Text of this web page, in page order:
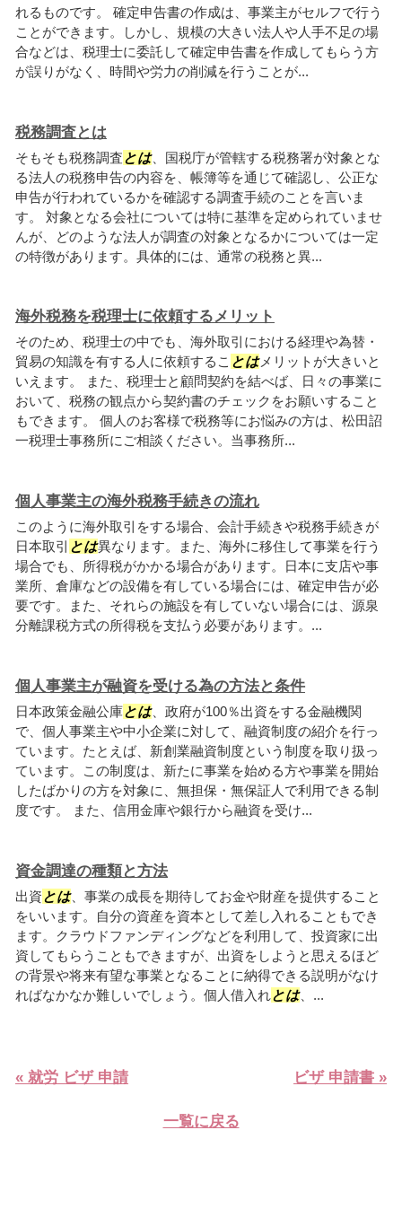
れるものです。 確定申告書の作成は、事業主がセルフで行う
ことができます。しかし、規模の大きい法人や人手不足の場
合などは、税理士に委託して確定申告書を作成してもらう方
が誤りがなく、時間や労力の削減を行うことが...
税務調査とは
そもそも税務調査 とは、国税庁が管轄する税務署が対象とな
る法人の税務申告の内容を、帳簿等を通じて確認し、公正な
申告が行われているかを確認する調査手続のことを言いま
す。 対象となる会社については特に基準を定められていませ
んが、どのような法人が調査の対象となるかについては一定
の特徴があります。具体的には、通常の税務と異...
海外税務を税理士に依頼するメリット
そのため、税理士の中でも、海外取引における経理や為替・
貿易の知識を有する人に依頼するこ とはメリットが大きいと
いえます。 また、税理士と顧問契約を結べば、日々の事業に
おいて、税務の観点から契約書のチェックをお願いすること
もできます。 個人のお客様で税務等にお悩みの方は、松田詔
一税理士事務所にご相談ください。当事務所...
個人事業主の海外税務手続きの流れ
このように海外取引をする場合、会計手続きや税務手続きが
日本取引 とは異なります。また、海外に移住して事業を行う
場合でも、所得税がかかる場合があります。日本に支店や事
業所、倉庫などの設備を有している場合には、確定申告が必
要です。また、それらの施設を有していない場合には、源泉
分離課税方式の所得税を支払う必要があります。...
個人事業主が融資を受ける為の方法と条件
日本政策金融公庫とは、政府が100％出資をする金融機関
で、個人事業主や中小企業に対して、融資制度の紹介を行っ
ています。たとえば、新創業融資制度という制度を取り扱っ
ています。この制度は、新たに事業を始める方や事業を開始
したばかりの方を対象に、無担保・無保証人で利用できる制
度です。 また、信用金庫や銀行から融資を受け...
資金調達の種類と方法
出資 とは、事業の成長を期待してお金や財産を提供すること
をいいます。自分の資産を資本として差し入れることもでき
ます。クラウドファンディングなどを利用して、投資家に出
資してもらうこともできますが、出資をしようと思えるほど
の背景や将来有望な事業となることに納得できる説明がなけ
ればなかなか難しいでしょう。個人借入れとは、...
« 就労 ビザ 申請 ビザ 申請書 »
一覧に戻る